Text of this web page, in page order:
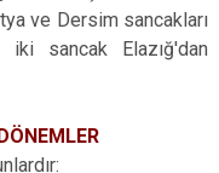
ve Dersim sancakları
sancak Elazığ'dan